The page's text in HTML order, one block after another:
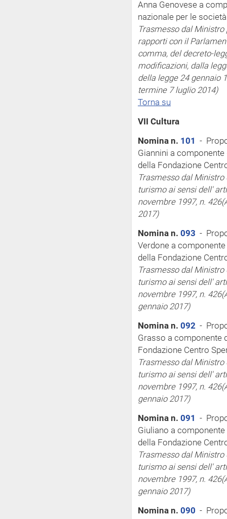
Anna Genovese a
nazionale per le
Trasmesso dal
rapporti con il
comma, del decreto-
modificazioni, dalla
della legge 24 gennaio
termine 7 luglio 2014)
Torna su
VII Cultura
Nomina n. 101 -
Giannini a
della Fondazione
Trasmesso dal
turismoai sensidell'
novembre 1997, n. 426
2017)
Nomina n. 093 -
Verdone a
della Fondazione
Trasmesso dal
turismoai sensidell'
novembre 1997, n. 426
gennaio 2017)
Nomina n. 092 -
Grasso a componente
Fondazione Centro
Trasmesso dal
turismoai sensidell'
novembre 1997, n. 426
gennaio 2017)
Nomina n. 091 -
Giuliano a
della Fondazione
Trasmesso dal
turismoai sensidell'
novembre 1997, n. 426
gennaio 2017)
Nomina n. 090 -